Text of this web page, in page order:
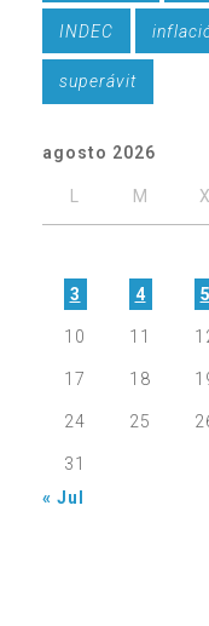
INDEC
superávit
agosto 2026
L M X
3 4 5
10 11
17 18
24 25
31
« Jul